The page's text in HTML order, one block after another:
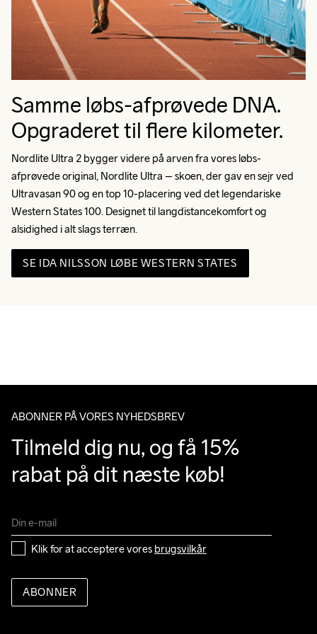
Samme løbs-afprøvede DNA.
Opgraderet til flere kilometer.
Nordlite Ultra 2 bygger videre på arven fra vores løbs-
afprøvede original, Nordlite Ultra – skoen, der gav en sejr ved
Ultravasan 90 og en top 10-placering ved det legendariske
Western States 100. Designet til langdistancekomfort og
alsidighed i alt slags terræn.
SE IDA NILSSON LØBE WESTERN STATES
ABONNER PÅ VORES NYHEDSBREV
Tilmeld dig nu, og få 15%
rabat på dit næste køb!
Klik for at acceptere vores brugsvilkår
ABONNER